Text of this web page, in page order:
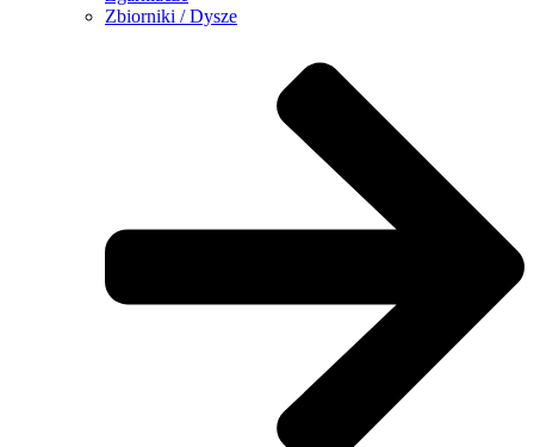
Zbiorniki / Dysze